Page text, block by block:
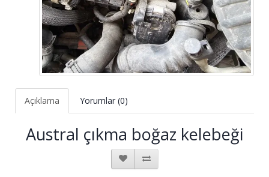
Açıklama Yorumlar (0)
Austral çıkma boğaz kelebeği